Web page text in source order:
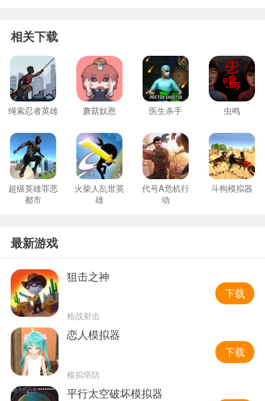
相关下载
绳索忍者英雄 蘑菇奴恩 医生杀手 虫鸣
超级英雄罪恶
都市
火柴人乱世英
雄
代号A危机行
动
斗狗模拟器
最新游戏
狙击之神
枪战射击
下载
恋人模拟器
模拟塔防
下载
平行太空破坏模拟器